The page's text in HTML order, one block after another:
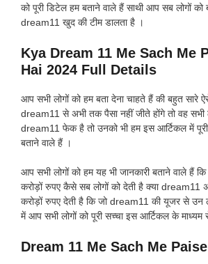
को पूरी डिटेल हम बताने वाले हैं साथी आप सब लोगों को
dream11 खुद की टीम डालता है ।
Kya Dream 11 Me Sach Me
Hai 2024 Full Details
आप सभी लोगों को हम बता देना चाहते हैं की बहुत सारे
dream11 से अभी तक पैसा नहीं जीते होंगे तो वह सभी
dream11 फेक है तो उनको भी हम इस आर्टिकल में पूरी
बताने वाले हैं ।
आप सभी लोगों को हम यह भी जानकारी बताने वाले हैं
करोड़ों रुपए कैसे सब लोगों को देती है क्या dream11
करोड़ों रुपए देती है कि जो dream11 की यूजर से उन
में आप सभी लोगों को पूरी सच्चा इस आर्टिकल के माध्यम
Dream 11 Me Sach Me